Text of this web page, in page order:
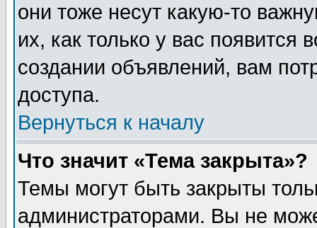
они тоже несут какую-то
их, как только у вас появится
создании объявлений, вам
доступа.
Вернуться к началу
Что значит «Тема закрыта»?
Темы могут быть закрыты
администраторами. Вы не